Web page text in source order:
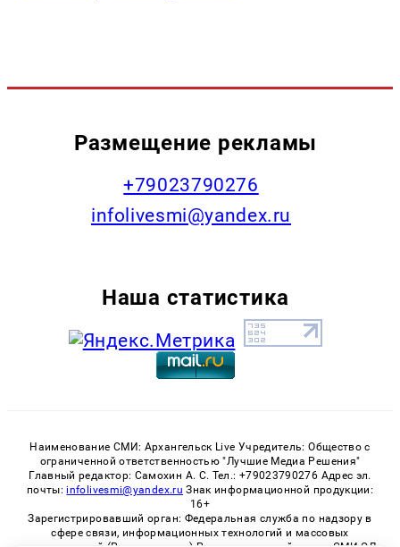
Размещение рекламы
+79023790276
infolivesmi@yandex.ru
Наша статистика
Наименование СМИ: Архангельск Live Учредитель: Общество с
ограниченной ответственностью "Лучшие Медиа Решения"
Главный редактор: Самохин А. С. Тел.: +79023790276 Адрес эл.
почты: infolivesmi@yandex.ru Знак информационной продукции:
16+
Зарегистрировавший орган: Федеральная служба по надзору в
сфере связи, информационных технологий и массовых